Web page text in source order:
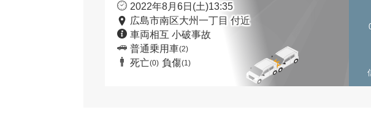
2022年8月6日(土)13:35
広島市南区大州一丁目 付近
車両相互 小破事故
普通乗用車(2)
死亡(0) 負傷(1)